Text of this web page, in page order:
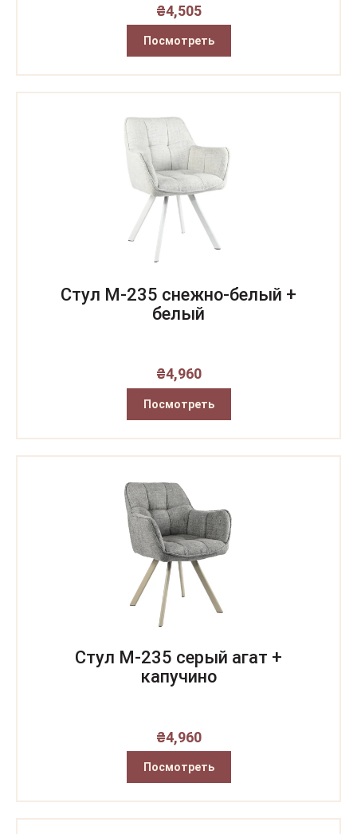
₴4,505
Посмотреть
Стул M-235 снежно-белый +
белый
₴4,960
Посмотреть
Стул M-235 серый агат +
капучино
₴4,960
Посмотреть